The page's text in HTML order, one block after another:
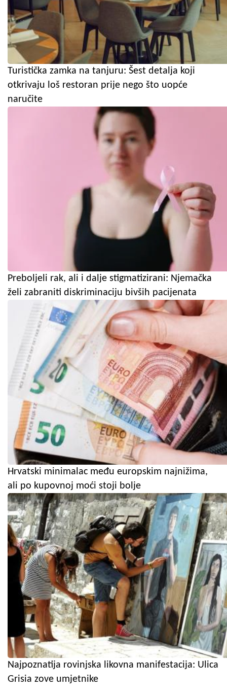
Turistička zamka na tanjuru: Šest detalja koji
otkrivaju loš restoran prije nego što uopće
naručite
Preboljeli rak, ali i dalje stigmatizirani: Njemačka
želi zabraniti diskriminaciju bivših pacijenata
Hrvatski minimalac među europskim najnižima,
ali po kupovnoj moći stoji bolje
Najpoznatija rovinjska likovna manifestacija: Ulica
Grisia zove umjetnike